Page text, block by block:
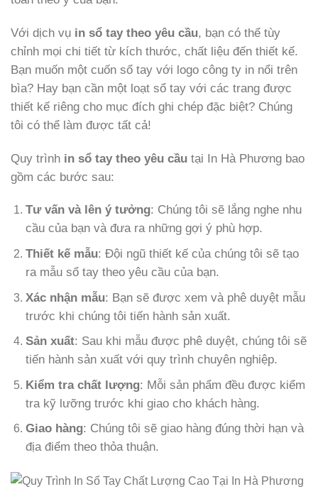
Với dịch vụ in sổ tay theo yêu cầu, bạn có thể tùy
chỉnh mọi chi tiết từ kích thước, chất liệu đến thiết kế.
Bạn muốn một cuốn sổ tay với logo công ty in nổi trên
bìa? Hay bạn cần một loạt sổ tay với các trang được
thiết kế riêng cho mục đích ghi chép đặc biệt? Chúng
tôi có thể làm được tất cả!
Quy trình in sổ tay theo yêu cầu tại In Hà Phương bao
gồm các bước sau:
Tư vấn và lên ý tưởng: Chúng tôi sẽ lắng nghe nhu
cầu của bạn và đưa ra những gợi ý phù hợp.
Thiết kế mẫu: Đội ngũ thiết kế của chúng tôi sẽ tạo
ra mẫu sổ tay theo yêu cầu của bạn.
Xác nhận mẫu: Bạn sẽ được xem và phê duyệt mẫu
trước khi chúng tôi tiến hành sản xuất.
Sản xuất: Sau khi mẫu được phê duyệt, chúng tôi sẽ
tiến hành sản xuất với quy trình chuyên nghiệp.
Kiểm tra chất lượng: Mỗi sản phẩm đều được kiểm
tra kỹ lưỡng trước khi giao cho khách hàng.
Giao hàng: Chúng tôi sẽ giao hàng đúng thời hạn và
địa điểm theo thỏa thuận.